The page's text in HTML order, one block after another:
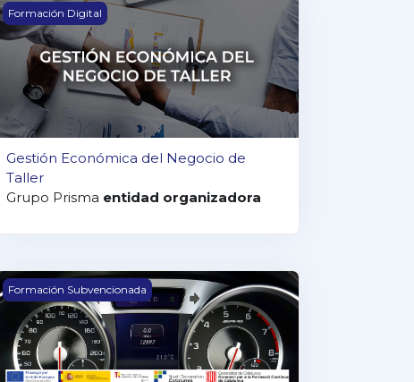
Gestión Económica del Negocio de Taller
Formación Digital
Gestión Económica del Negocio de
Taller
Grupo Prisma entidad organizadora
GESTION ECONOMICA DEL NEGOCIO DE TALLER
Formación Subvencionada